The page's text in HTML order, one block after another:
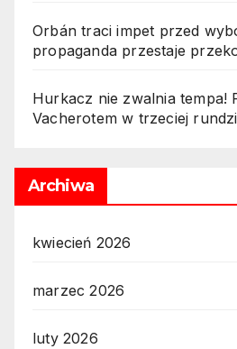
Orbán traci impet przed
propaganda przestaje
Hurkacz nie zwalnia tempa!
Vacherotem w trzeciej
Archiwa
kwiecień 2026
marzec 2026
luty 2026